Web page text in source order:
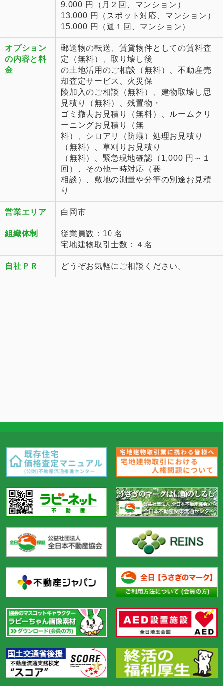
9,000 円（月２回、マンション）
13,000 円（スポット対応、マンション）
15,000 円（週１回、マンション）
オプション
の内容と料
金
郵送物の転送、賃貸物件としての賃料査
定（無料）、取り壊し後
の土地活用のご相談（無料）、不動産売
却査定サービス、火災保
険加入のご相談（無料）、建物取壊し思
見積り（無料）、残置物・
ゴミ撤去お見積り（無料）、ルームクリ
ーニングお見積り（無
料）、シロアリ（防蟻）処理お見積り
（無料）、草刈りお見積り
（無料）、緊急現地確認（1,000 円～１
回）、その他一時対応（要
相談）、敷地の測量や分筆の別途お見積
り
営業エリア 白岡市
組織体制
従業員数：10 名
宅地建物取引士数：４名
自社ＰＲ どうぞお気軽にご相談ください。